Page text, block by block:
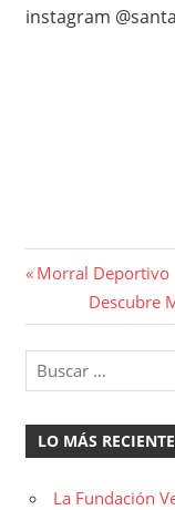
instagram
de
entradas
Entrada
anterior:
Morral Deportivo
Entrada
siguiente:
Descubre
LO MÁS RECIENTE
La Fundación